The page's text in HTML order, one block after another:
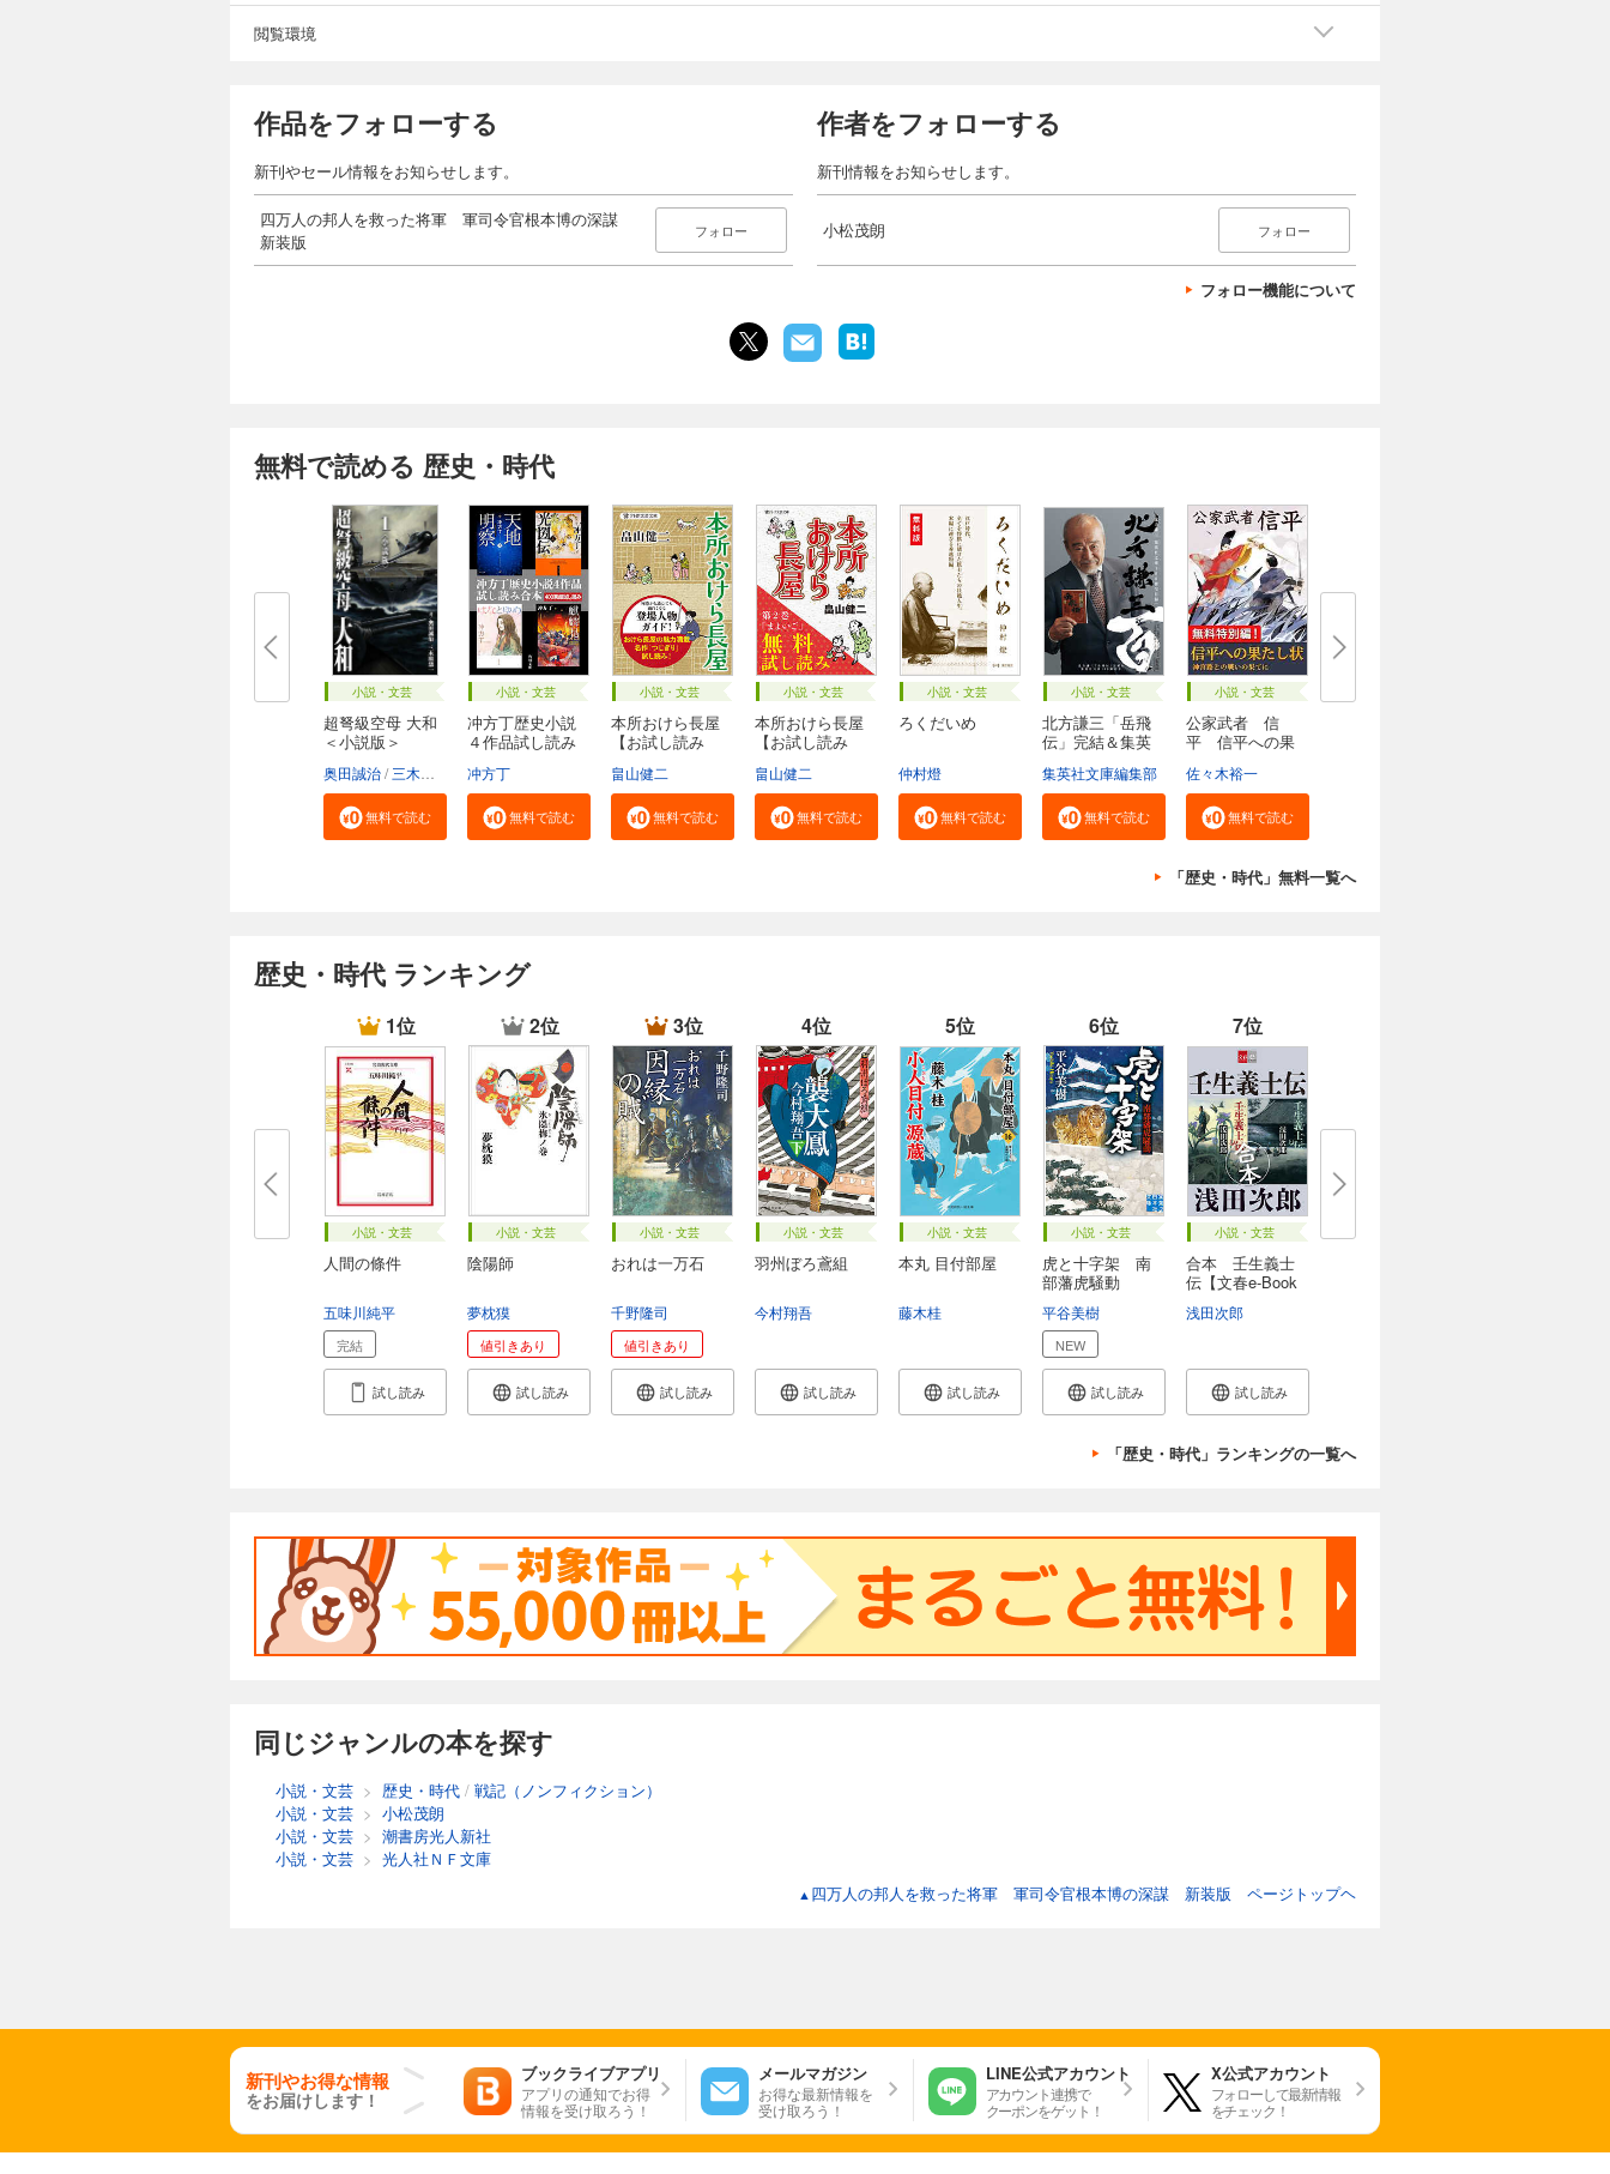
閲覧環境
作品をフォローする
新刊やセール情報をお知らせします。
四万人の邦人を救った将軍 軍司令官根本博の深謀
新装版
フォロー
作者をフォローする
新刊情報をお知らせします。
小松茂朗 フォロー
フォロー機能について
無料で読める 歴史・時代
小説・文芸
超弩級空母 大和
＜小説版＞
奥田誠治 三木原慧一
無料で読む
小説・文芸
冲方丁歴史小説
４作品試し読み
冲方丁
無料で読む
小説・文芸
本所おけら長屋
【お試し読み
畠山健二
無料で読む
小説・文芸
本所おけら長屋
【お試し読み
畠山健二
無料で読む
小説・文芸
ろくだいめ
仲村燈
無料で読む
小説・文芸
北方謙三「岳飛
伝」完結＆集英
集英社文庫編集部
無料で読む
小説・文芸
公家武者 信
平 信平への果
佐々木裕一
無料で読む
「歴史・時代」無料一覧へ
歴史・時代 ランキング
1位
小説・文芸
人間の條件
五味川純平
完結
試し読み
2位
小説・文芸
陰陽師
夢枕獏
値引きあり
試し読み
3位
小説・文芸
おれは一万石
千野隆司
値引きあり
試し読み
4位
小説・文芸
羽州ぼろ鳶組
今村翔吾
試し読み
5位
小説・文芸
本丸 目付部屋
藤木桂
試し読み
6位
小説・文芸
虎と十字架 南
部藩虎騒動
平谷美樹
NEW
試し読み
7位
小説・文芸
合本 壬生義士
伝【文春e-Book
浅田次郎
試し読み
「歴史・時代」ランキングの一覧へ
同じジャンルの本を探す
小説・文芸 > 歴史・時代 / 戦記（ノンフィクション）
小説・文芸 > 小松茂朗
小説・文芸 > 潮書房光人新社
小説・文芸 > 光人社ＮＦ文庫
▲四万人の邦人を救った将軍 軍司令官根本博の深謀 新装版 ページトップヘ
新刊やお得な情報
をお届けします！
ブックライブアプリ
アプリの通知でお得
情報を受け取ろう！
メールマガジン
お得な最新情報を
受け取ろう！
LINE公式アカウント
アカウント連携で
クーポンをゲット！
X公式アカウント
フォローして最新情報
をチェック！